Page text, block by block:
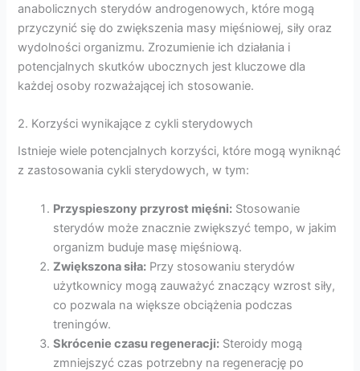
anabolicznych sterydów androgenowych, które mogą
przyczynić się do zwiększenia masy mięśniowej, siły oraz
wydolności organizmu. Zrozumienie ich działania i
potencjalnych skutków ubocznych jest kluczowe dla
każdej osoby rozważającej ich stosowanie.
2. Korzyści wynikające z cykli sterydowych
Istnieje wiele potencjalnych korzyści, które mogą wyniknąć
z zastosowania cykli sterydowych, w tym:
Przyspieszony przyrost mięśni: Stosowanie
sterydów może znacznie zwiększyć tempo, w jakim
organizm buduje masę mięśniową.
Zwiększona siła: Przy stosowaniu sterydów
użytkownicy mogą zauważyć znaczący wzrost siły,
co pozwala na większe obciążenia podczas
treningów.
Skrócenie czasu regeneracji: Steroidy mogą
zmniejszyć czas potrzebny na regenerację po